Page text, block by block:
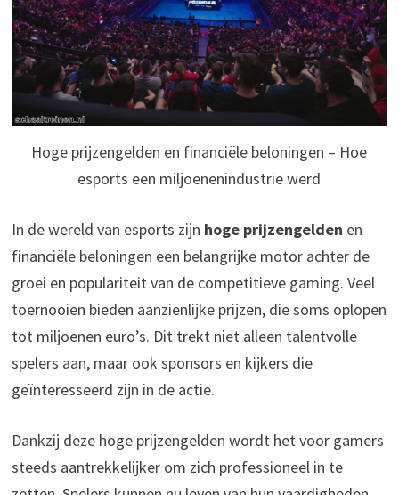
Hoge prijzengelden en financiële beloningen – Hoe
esports een miljoenenindustrie werd
In de wereld van esports zijn hoge prijzengelden en
financiële beloningen een belangrijke motor achter de
groei en populariteit van de competitieve gaming. Veel
toernooien bieden aanzienlijke prijzen, die soms oplopen
tot miljoenen euro’s. Dit trekt niet alleen talentvolle
spelers aan, maar ook sponsors en kijkers die
geïnteresseerd zijn in de actie.
Dankzij deze hoge prijzengelden wordt het voor gamers
steeds aantrekkelijker om zich professioneel in te